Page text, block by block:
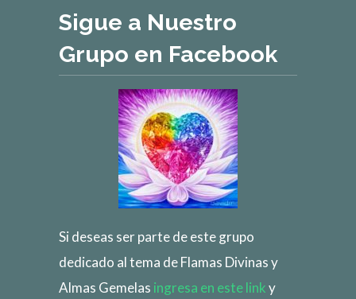
Sigue a Nuestro
Grupo en Facebook
Si deseas ser parte de este grupo
dedicado al tema de Flamas Divinas y
Almas Gemelas ingresa en este linky